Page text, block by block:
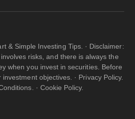
& Simple Investing Tips. · Disclaimer:
risks, and there is always the
when you invest in securities. Before
objectives. · Privacy Policy.
· Cookie Policy.